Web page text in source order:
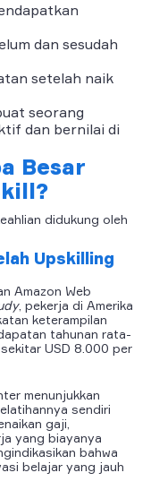
dan sesudah
setelah naik
seorang
dan bernilai di
Besar
didukung oleh
Upskilling
Amazon Web
, pekerja di Amerika
keterampilan
tahunan rata-
USD 8.000 per
menunjukkan
sendiri
gaji,
yang biayanya
bahwa
belajar yang jauh